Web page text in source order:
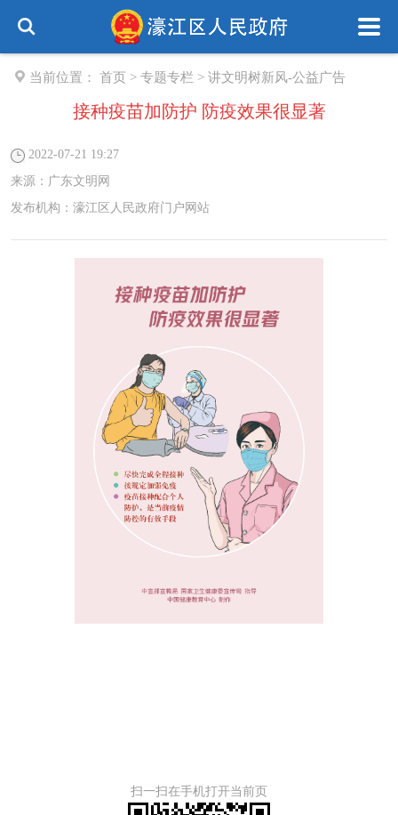
当前位置： 首页 > 专题专栏 > 讲文明树新风-公益广告
接种疫苗加防护 防疫效果很显著
2022-07-21 19:27
来源： 广东文明网
发布机构： 濠江区人民政府门户网站
扫一扫在手机打开当前页